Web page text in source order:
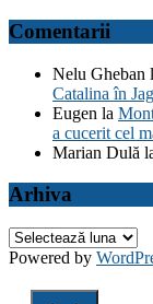
Comentarii
Nelu Gheban
Catalina în
Eugen la
a cucerit cel
Marian Dulă
Arhiva
Arhiva
Powered by